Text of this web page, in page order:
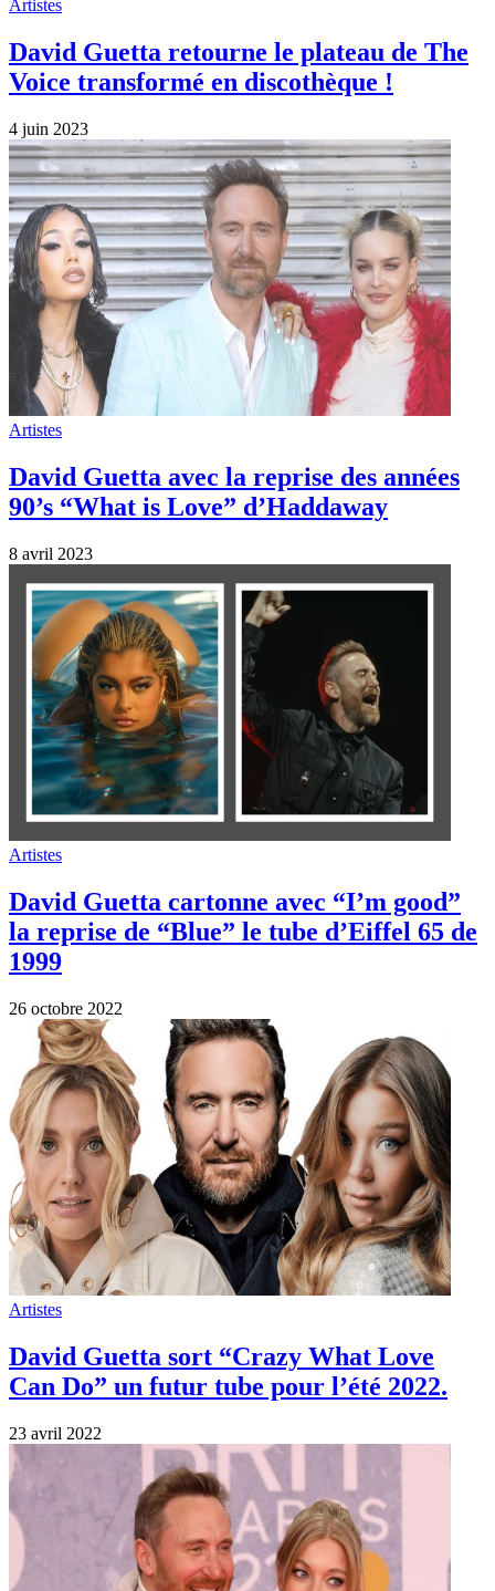
Artistes
David Guetta retourne le plateau de The
Voice transformé en discothèque !
4 juin 2023
Artistes
David Guetta avec la reprise des années
90’s “What is Love” d’Haddaway
8 avril 2023
Artistes
David Guetta cartonne avec “I’m good”
la reprise de “Blue” le tube d’Eiffel 65 de
1999
26 octobre 2022
Artistes
David Guetta sort “Crazy What Love
Can Do” un futur tube pour l’été 2022.
23 avril 2022